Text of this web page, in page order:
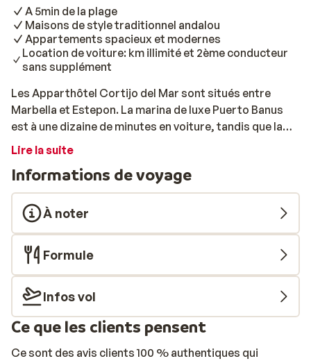
A 5min de la plage
Maisons de style traditionnel andalou
Appartements spacieux et modernes
Location de voiture: km illimité et 2ème conducteur
sans supplément
Les Apparthôtel Cortijo del Mar sont situés entre
Marbella et Estepon. La marina de luxe Puerto Banus
est à une dizaine de minutes en voiture, tandis que la
plage est à seulement 5 minutes. Dans la région, vous
le golf, l'équitation et le tennis. Vous trouverez prés de
l'hôtel toutes les commodités, ainsi que de bons
restaurants et de belles boutiques. Les Apparthôtel
Cortigo del Mar se composent de maisons colorées,
construites dans le style traditionnel andalou. Ils sont
entourés de jardin tropicaux où vous pourrez lézarder
au soleil. Pour vous rafraîchir, rien de tel qu'une
baignade dans la piscine suivie d'une collation que vous
pourrez commander au bar. Tout les appartements
sont confortables, modernes et équipés
Lire la suite
Informations de voyage
À noter
Formule
Infos vol
Ce que les clients pensent
Ce sont des avis clients 100 % authentiques qui